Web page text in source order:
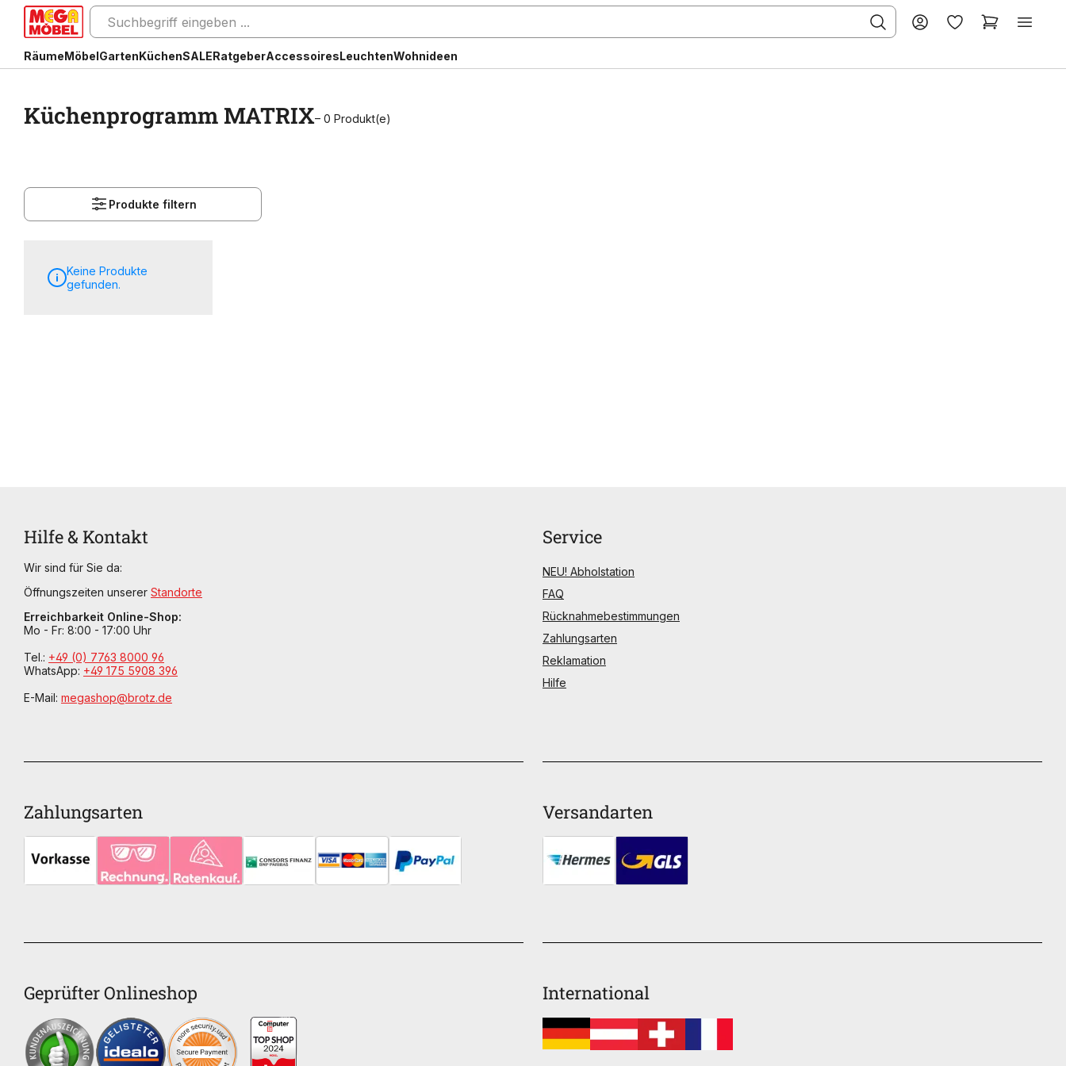
RäumeMöbelGartenKüchenSALERatgeberAccessoiresLeuchtenWohnideen
Küchenprogramm MATRIX– 0 Produkt(e)
Produkte filtern
Keine Produkte
gefunden.
Hilfe & Kontakt
Wir sind für Sie da:
Öffnungszeiten unserer Standorte
Erreichbarkeit Online-Shop:
Mo - Fr: 8:00 - 17:00 Uhr
Tel.: +49 (0) 7763 8000 96
WhatsApp: +49 175 5908 396
E-Mail: megashop@brotz.de
Geprüfter Onlineshop
Zahlungsarten Versandarten
International
Service
NEU! Abholstation
FAQ
Rücknahmebestimmungen
Zahlungsarten
Reklamation
Hilfe